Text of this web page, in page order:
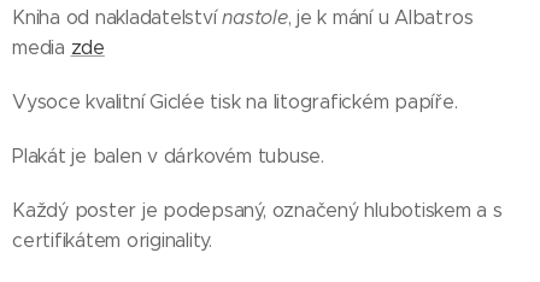
Kniha od nakladatelstvínastole, je k mání u Albatros
media zde
Vysoce kvalitní Giclée tisk na litografickém papíře.
Plakát je balen v dárkovém tubuse.
Každý poster je podepsaný, označený hlubotiskem a s
certifikátem originality.